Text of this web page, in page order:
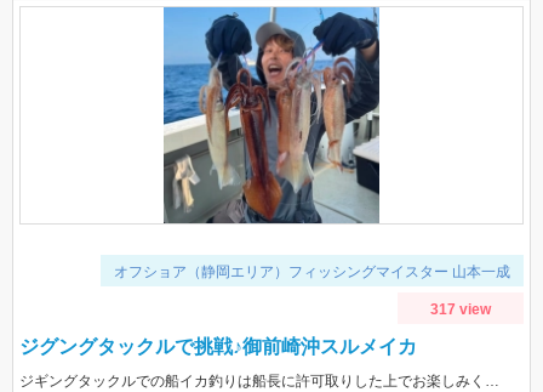
オフショア（静岡エリア）フィッシングマイスター 山本一成
317 view
ジグングタックルで挑戦♪御前崎沖スルメイカ
ジギングタックルでの船イカ釣りは船長に許可取りした上でお楽しみください！詳細は本文にて！